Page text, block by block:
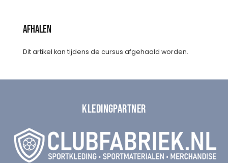
Control
aantal
Afhalen
Dit artikel kan tijdens de cursus afgehaald worden.
KLEDINGPARTNER